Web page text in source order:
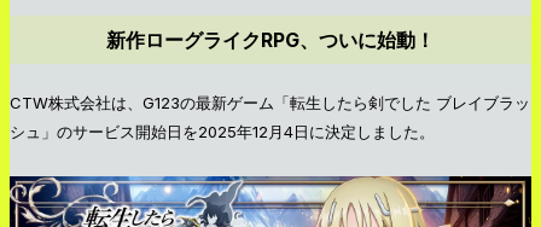
新作ローグライクRPG、ついに始動！
CTW株式会社は、G123の最新ゲーム「転生したら剣でした ブレイブラッ
シュ」のサービス開始日を2025年12月4日に決定しました。